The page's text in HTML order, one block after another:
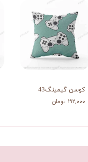
کوسن گیمینگ43
۲۱۲,۰۰۰ تومان